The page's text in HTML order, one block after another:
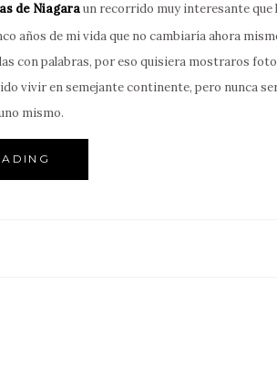
de Niagaraun recorrido muy interesante que
años de mi vida que no cambiaría ahora
con palabras, por eso quisiera mostraros
vivir en semejante continente, pero nunca
mismo.